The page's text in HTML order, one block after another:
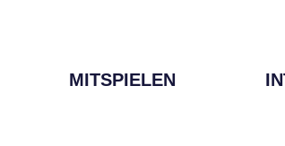
MITSPIELEN